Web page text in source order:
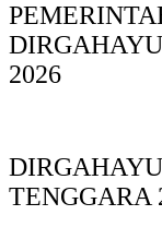
2026
TENGGARA